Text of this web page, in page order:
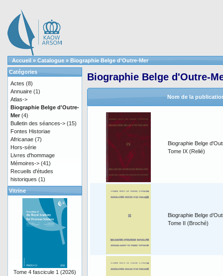
Accueil » Catalogue » Biographie Belge d'Outre-Mer
Biographie Belge d'Outre-
Nom de la
Biographie Belge
Tome IX (Relié)
Biographie Belge
Tome II (Broché)
Catégories
Actes (8)
Annuaire (1)
Atlas->
Biographie Belge d'Outre-
Mer (4)
Bulletin des séances-> (15)
Fontes Historiae
Africanae (7)
Hors-série
Livres d'hommage
Mémoires-> (41)
Recueils d'études
historiques (1)
Vitrine
Tome 4 fascicule 1 (2026)